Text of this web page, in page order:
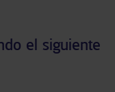
el siguiente